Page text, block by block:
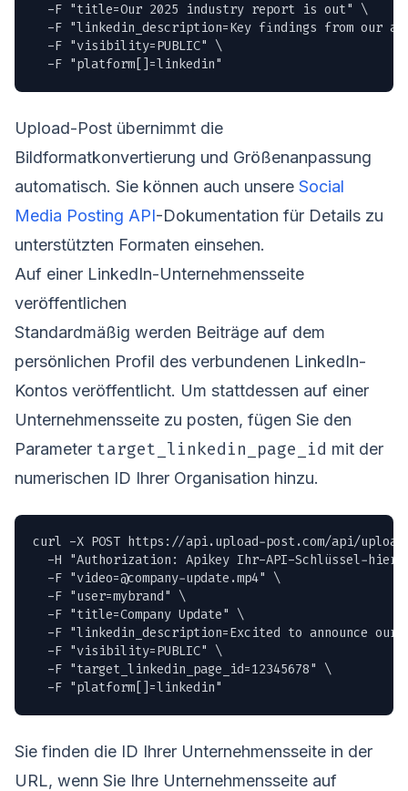
  -F "title=Our 2025 industry report is out" \
-F "linkedin_description=Key findings from our
  -F "visibility=PUBLIC" \
  -F "platform[]=linkedin"
Upload-Post übernimmt die
Bildformatkonvertierung und Größenanpassung
automatisch. Sie können auch unsere Social
Media Posting API-Dokumentation für Details zu
unterstützten Formaten einsehen.
Auf einer LinkedIn-Unternehmensseite
veröffentlichen
Standardmäßig werden Beiträge auf dem
persönlichen Profil des verbundenen LinkedIn-
Kontos veröffentlicht. Um stattdessen auf einer
Unternehmensseite zu posten, fügen Sie den
Parameter target_linkedin_page_id mit der
numerischen ID Ihrer Organisation hinzu.
curl -X POST https://api.upload-post.com/api/
-H "Authorization: Apikey Ihr-API-Schlüssel-hier"
  -F "
video=@company-update.mp4" \
  -F "user=mybrand" \
  -F "title=Company Update" \
-F "linkedin_description=Excited to announce
  -F "visibility=PUBLIC" \
  -F "target_linkedin_page_id=12345678" \
  -F "platform[]=linkedin"
Sie finden die ID Ihrer Unternehmensseite in der
URL, wenn Sie Ihre Unternehmensseite auf